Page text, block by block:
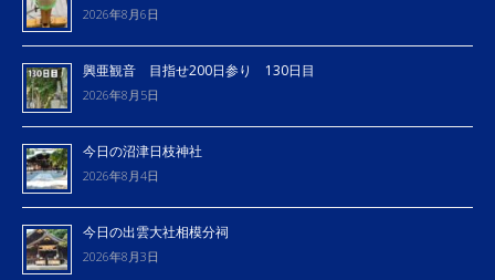
2026年8月6日
興亜観音 目指せ200日参り 130日目
2026年8月5日
今日の沼津日枝神社
2026年8月4日
今日の出雲大社相模分祠
2026年8月3日